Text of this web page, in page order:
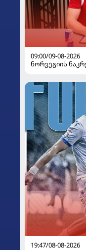
09:00/09-08-2026
ნორვეგიის
19:47/08-08-2026